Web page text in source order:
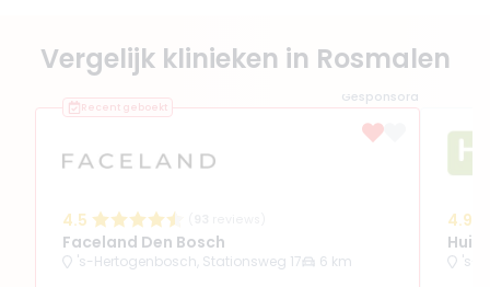
Vergelijk klinieken in Rosmalen
Gesponsord
Recent geboekt
4.5
Faceland Den Bosch
's-Hertogenbosch, Stationsweg 17 6 km
4.9
's-